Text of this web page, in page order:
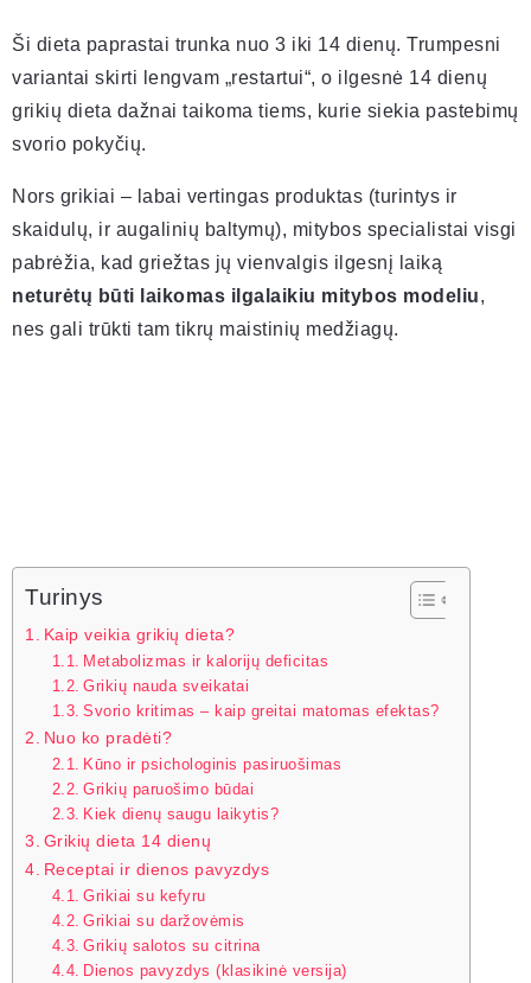
Ši dieta paprastai trunka nuo 3 iki 14 dienų. Trumpesni
variantai skirti lengvam „restartui“, o ilgesnė 14 dienų
grikių dieta dažnai taikoma tiems, kurie siekia pastebimų
svorio pokyčių.
Nors grikiai – labai vertingas produktas (turintys ir
skaidulų, ir augalinių baltymų), mitybos specialistai visgi
pabrėžia, kad griežtas jų vienvalgis ilgesnį laiką
neturėtų būti laikomas ilgalaikiu mitybos modeliu,
nes gali trūkti tam tikrų maistinių medžiagų.
Turinys
Kaip veikia grikių dieta?
Metabolizmas ir kalorijų deficitas
Grikių nauda sveikatai
Svorio kritimas – kaip greitai matomas efektas?
Nuo ko pradėti?
Kūno ir psichologinis pasiruošimas
Grikių paruošimo būdai
Kiek dienų saugu laikytis?
Grikių dieta 14 dienų
Receptai ir dienos pavyzdys
Grikiai su kefyru
Grikiai su daržovėmis
Grikių salotos su citrina
Dienos pavyzdys (klasikinė versija)